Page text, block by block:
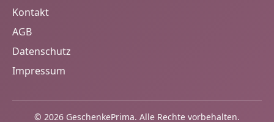
Kontakt
AGB
Datenschutz
Impressum
© 2026 GeschenkePrima. Alle Rechte vorbehalten.